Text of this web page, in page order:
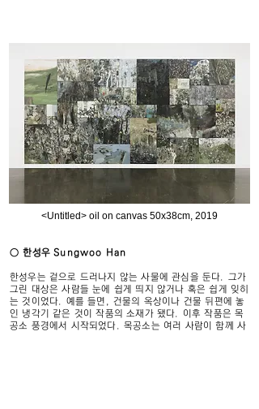
<Untitled> oil on canvas 50x38cm, 2019
○ 한성우 Sungwoo Han
한성우는 겉으로 드러나지 않는 사물에 관심을 둔다. 그가
그린 대상은 사람들 눈에 쉽게 띄지 않거나 혹은 쉽게 잊히
는 것이었다. 예를 들면, 건물의 옥상이나 건물 뒤편에 놓
인 냉각기 같은 것이 작품의 소재가 됐다. 이후 작품은 목
공소 풍경에서 시작되었다. 목공소는 여러 사람이 함께 사